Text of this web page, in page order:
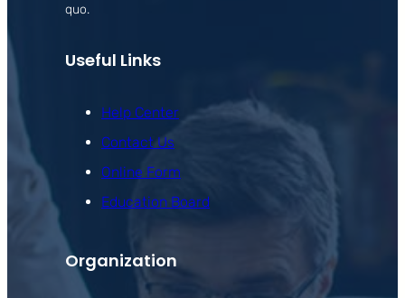
quo.
Useful Links
Help Center
Contact Us
Online Form
Education Board
Organization